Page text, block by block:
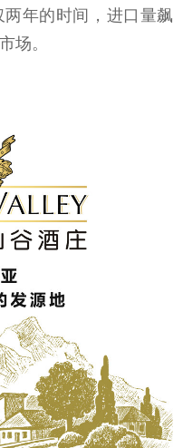
年的时间，进口量飙
场。